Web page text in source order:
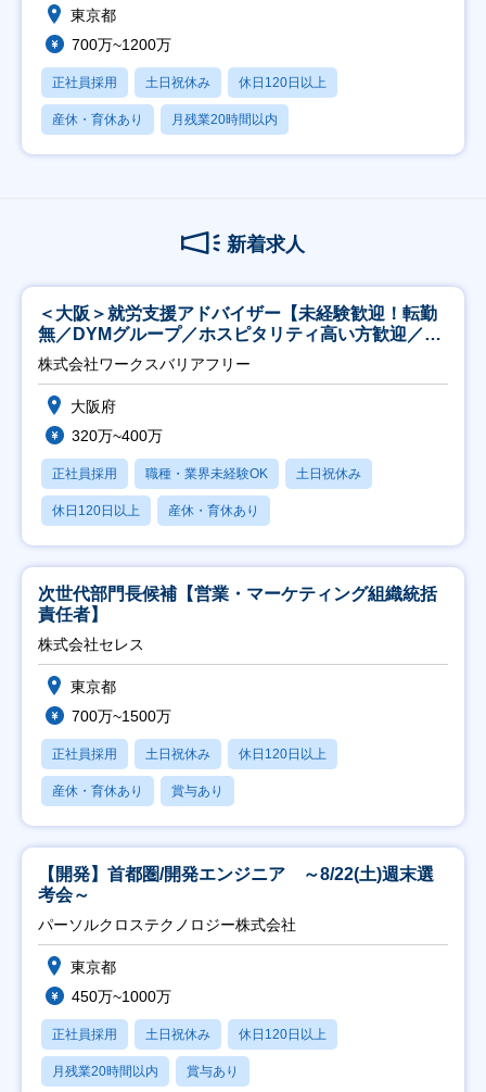
東京都
700万~1200万
正社員採用 土日祝休み 休日120日以上
産休・育休あり 月残業20時間以内
新着求人
＜大阪＞就労支援アドバイザー【未経験歓迎！転勤
無／DYMグループ／ホスピタリティ高い方歓迎／土
日祝】
株式会社ワークスバリアフリー
大阪府
320万~400万
正社員採用 職種・業界未経験OK 土日祝休み
休日120日以上 産休・育休あり
次世代部門長候補【営業・マーケティング組織統括
責任者】
株式会社セレス
東京都
700万~1500万
正社員採用 土日祝休み 休日120日以上
産休・育休あり 賞与あり
【開発】首都圏/開発エンジニア ～8/22(土)週末選
考会～
パーソルクロステクノロジー株式会社
東京都
450万~1000万
正社員採用 土日祝休み 休日120日以上
月残業20時間以内 賞与あり